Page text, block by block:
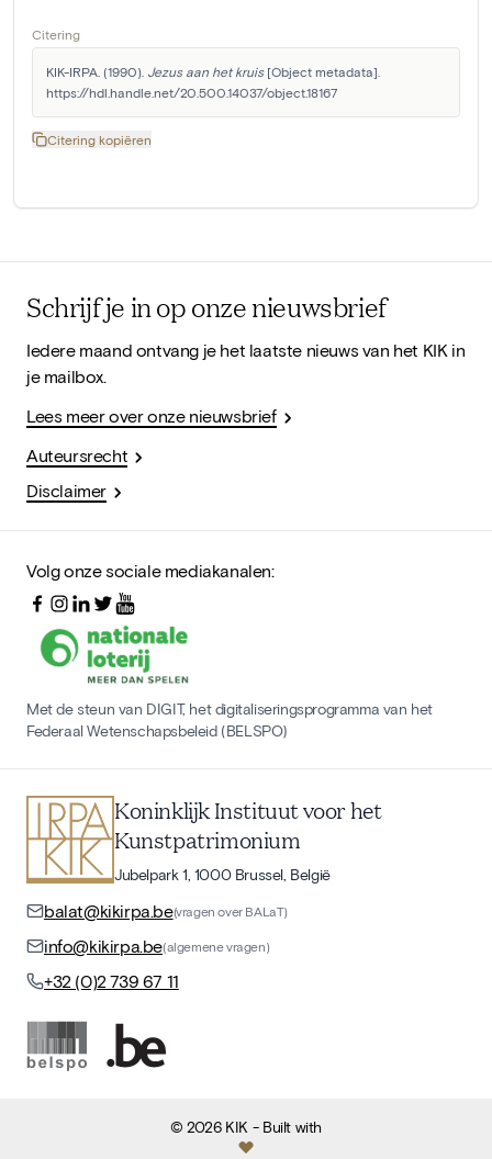
Citering
KIK-IRPA. (1990). Jezus aan het kruis [Object metadata].
https://hdl.handle.net/20.500.14037/object.18167
Citering kopiëren
Schrijf je in op onze nieuwsbrief
Iedere maand ontvang je het laatste nieuws van het KIK in
je mailbox.
Lees meer over onze nieuwsbrief
Auteursrecht
Disclaimer
Volg onze sociale mediakanalen:
Met de steun van DIGIT, het digitaliseringsprogramma van het
Federaal Wetenschapsbeleid (BELSPO)
Koninklijk Instituut voor het
Kunstpatrimonium
Jubelpark 1, 1000 Brussel, België
balat@kikirpa.be(vragen over BALaT)
info@kikirpa.be(algemene vragen)
+32 (0)2 739 67 11
©2026 KIK - Built with